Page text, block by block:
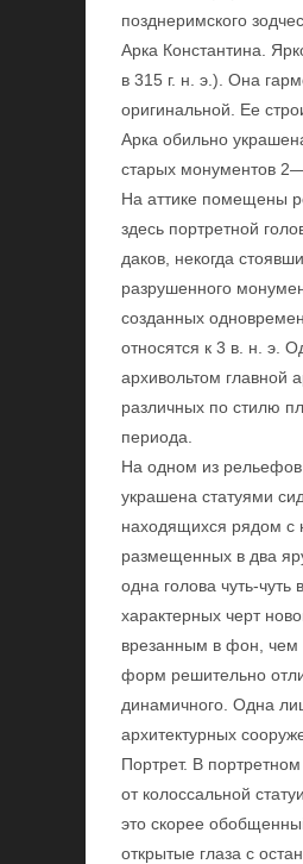
позднеримского
Арка Константина.
в 315 г. н. э.). Она
оригинальной. Ее
Арка обильно
старых монументов
На аттике помещены
здесь портретной
даков, некогда
разрушенного
созданных
относятся к 3 в. н. э.
архивольтом главной
различных по стилю
периода.
На одном из
украшена статуями
находящихся рядом с
размещенных в два
одна голова чуть-
характерных черт
врезанным в фон, чем
форм решительно
динамичного. Одна
архитектурных
Портрет. В
от колоссальной
это скорее
открытые глаза с